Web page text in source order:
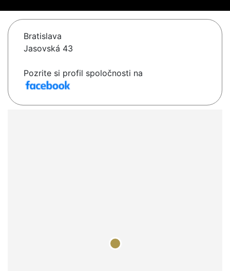
Bratislava
Jasovská 43
Pozrite si profil spoločnosti na